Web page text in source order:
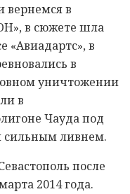
вернемся в
в сюжете шла
«Авиадартс», в
в
уничтожении
в
Чауда под
сильным ливнем.
после
2014 года.